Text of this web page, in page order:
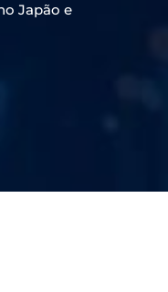
Japão e